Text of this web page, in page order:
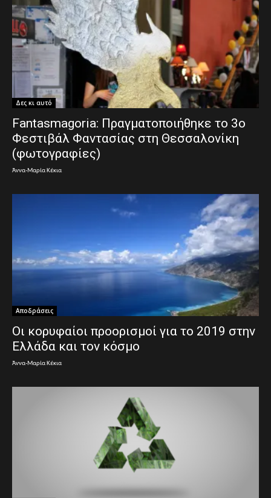
Δες κι αυτό
Fantasmagoria: Πραγματοποιήθηκε το 3ο
Φεστιβάλ Φαντασίας στη Θεσσαλονίκη
(φωτογραφίες)
Άννα-Μαρία Κέκια
Αποδράσεις
Οι κορυφαίοι προορισμοί για το 2019 στην
Ελλάδα και τον κόσμο
Άννα-Μαρία Κέκια